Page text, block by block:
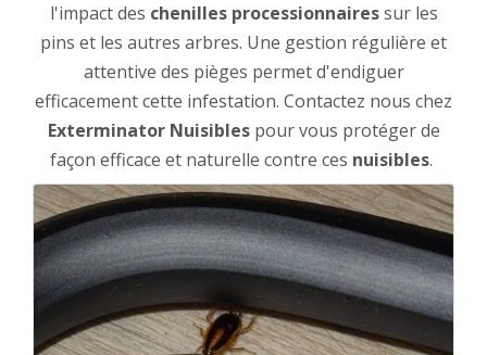
l'impact des chenilles processionnairessur les
pins et les autres arbres. Une gestion régulière et
attentive des pièges permet d'endiguer
efficacement cette infestation. Contactez nous chez
Exterminator Nuisiblespour vous protéger de
façon efficace et naturelle contre ces nuisibles.